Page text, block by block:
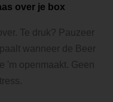
over je box
Te druk? Pauzeer
wanneer de Beer
'm openmaakt. Geen